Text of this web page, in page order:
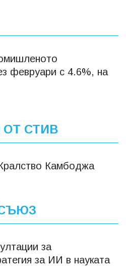
февруари с 4.6%, на
СТИВ
Камбоджа
за
за ИИ в науката